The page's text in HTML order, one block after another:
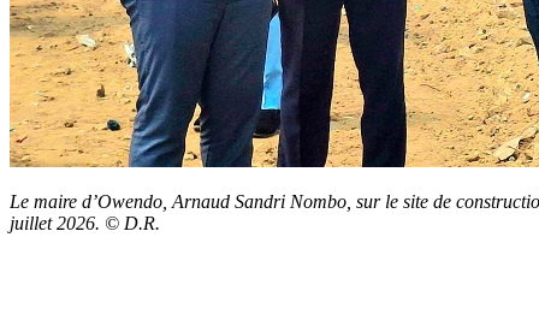
Le maire d’Owendo, Arnaud Sandri Nombo, sur le site de
juillet 2026. © D.R.